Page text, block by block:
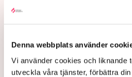
Denna webbplats använder
Vi använder cookies och liknande
utveckla våra tjänster, förbättra
Uppdaterad: 6 aug 2026, 07:35